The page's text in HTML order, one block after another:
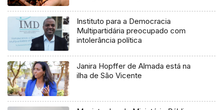
Instituto para a Democracia
Multipartidária preocupado com
intolerância política
Janira Hopffer de Almada está na
ilha de São Vicente